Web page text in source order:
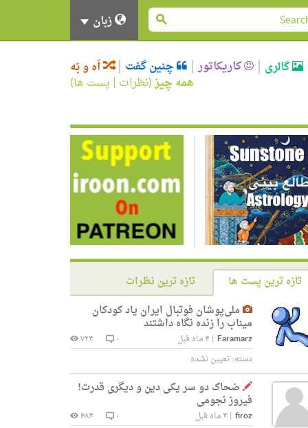
زبان
گالری کاریکاتور چنین گفت اَه و بَه
همه چیز(نظرات | پست ها)
تازه ترین پست ها
تازه ترین نظرات
ملی‌پوشان فوتبال ایران یاد کودکان
میناب را زنده نگاه داشتند
Faramarz
| ۴ ماه قبل ۰
۷۲۴
دسته: تعیین نشده
ضحاک دو سر یکی دین و دیگری قدرت!
فیروز نجومی
firoz
| ۴ ماه قبل ۰
۶۸۴